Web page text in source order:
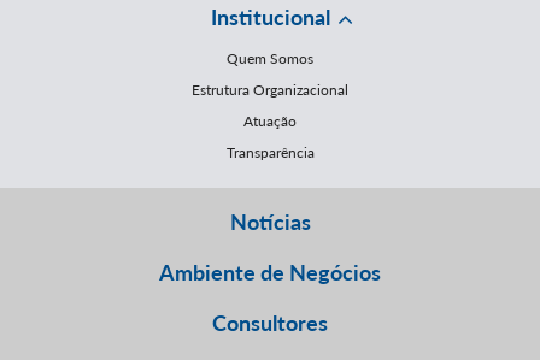
Institucional
Quem Somos
Estrutura Organizacional
Atuação
Transparência
Notícias
Ambiente de Negócios
Consultores